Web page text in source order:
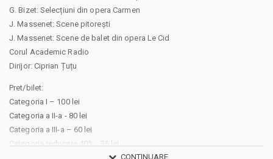
G. Bizet: Selecțiuni din opera Carmen
J. Massenet: Scene pitorești
J. Massenet: Scene de balet din opera Le Cid
Corul Academic Radio
Dirijor: Ciprian Țuțu
Pret/bilet:
Categoria I – 100 lei
Categoria a II-a - 80 lei
Categoria a III-a – 60 lei
Categoria reducere 40% - 36 lei
CONTINUARE